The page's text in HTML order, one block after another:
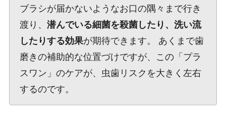
ブラシが届かないようなお口の隅々まで行き
渡り、 潜んでいる細菌を殺菌したり、洗い流
したりする効果が期待できます。 あくまで歯
磨きの補助的な位置づけですが、この「プラ
スワン」のケアが、虫歯リスクを大きく左右
するのです。